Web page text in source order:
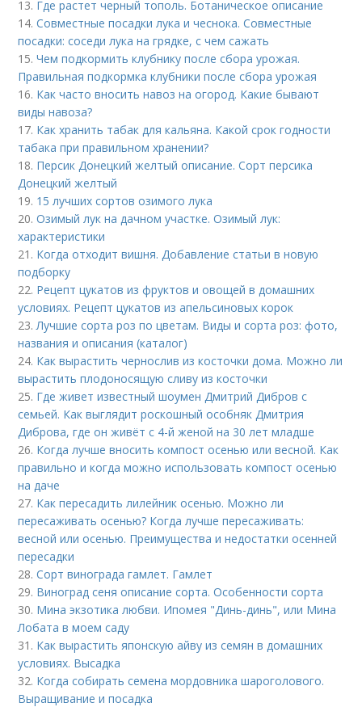
13. Где растет черный тополь. Ботаническое описание
14.Совместные посадки лука и чеснока. Совместные
посадки: соседи лука на грядке, с чем сажать
15.Чем подкормить клубнику после сбора урожая.
Правильная подкормка клубники после сбора урожая
16. Как часто вносить навоз на огород. Какие бывают
виды навоза?
17. Как хранить табак для кальяна. Какой срок годности
табака при правильном хранении?
18. Персик Донецкий желтый описание. Сорт персика
Донецкий желтый
19. 15 лучших сортов озимого лука
20.Озимый лук на дачном участке. Озимый лук:
характеристики
21. Когда отходит вишня. Добавление статьи в новую
подборку
22. Рецепт цукатов из фруктов и овощей в домашних
условиях. Рецепт цукатов из апельсиновых корок
23. Лучшие сорта роз по цветам. Виды и сорта роз: фото,
названия и описания (каталог)
24. Как вырастить чернослив из косточки дома. Можно ли
вырастить плодоносящую сливу из косточки
25. Где живет известный шоумен Дмитрий Дибров с
семьей. Как выглядит роскошный особняк Дмитрия
Диброва, где он живёт с 4-й женой на 30 лет младше
26. Когда лучше вносить компост осенью или весной. Как
правильно и когда можно использовать компост осенью
на даче
27. Как пересадить лилейник осенью. Можно ли
пересаживать осенью? Когда лучше пересаживать:
весной или осенью. Преимущества и недостатки осенней
пересадки
28.Сорт винограда гамлет. Гамлет
29. Виноград сеня описание сорта. Особенности сорта
30. Мина экзотика любви. Ипомея "Динь-динь", или Мина
Лобата в моем саду
31. Как вырастить японскую айву из семян в домашних
условиях. Высадка
32. Когда собирать семена мордовника шароголового.
Выращивание и посадка